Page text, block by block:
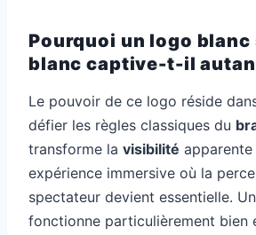
Pourquoi un logo
blanc captive-t-il
Le pouvoir de ce logo réside
défier les règles classiques du
transforme la visibilité apparente
expérience immersive où la
spectateur devient essentielle.
fonctionne particulièrement bien